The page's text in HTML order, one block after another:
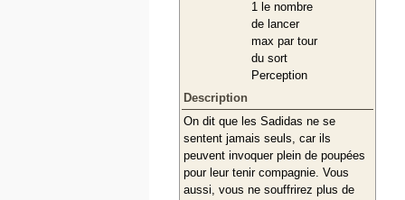
1 le nombre
de lancer
max par tour
du sort
Perception
Description
On dit que les Sadidas ne se
sentent jamais seuls, car ils
peuvent invoquer plein de poupées
pour leur tenir compagnie. Vous
aussi, vous ne souffrirez plus de